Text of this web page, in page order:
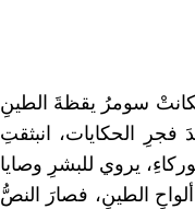
سومرُ يقظةَ الطينِ
فجرِ الحكايات، انبثقتِ
يروي للبشرِ وصايا
الطينِ، فصارَ النصُّ